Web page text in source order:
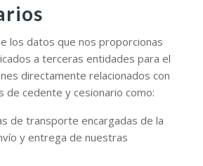
los datos que nos proporcionas
a terceras entidades para el
directamente relacionados con
de cedente y cesionario como:
de transporte encargadas de la
y entrega de nuestras